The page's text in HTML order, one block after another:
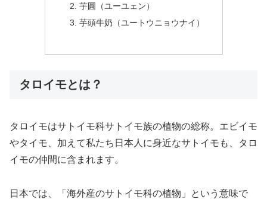
芋圓（ユーユェン）
芋頭牛奶（ユートウニョウナイ）
タロイモとは？
タロイモはサトイモ科サトイモ族の植物の総称。エビイモ
やタイモ、加えて私たち日本人に身近なサトイモも、タロ
イモの仲間に含まれます。
日本では、「海外産のサトイモ科の植物」という意味で